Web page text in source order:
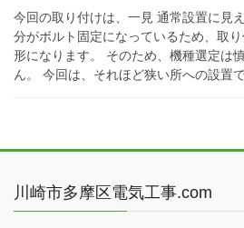
今回の取り付けは、一見 通常設置に見
分がボルト固定になっているため、取
形になります。 そのため、機種選定は
ん。 今回は、それほど狭い所への設置
川崎市多摩区電気工事.com